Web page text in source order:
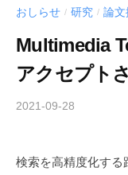
おしらせ / 研究 / 論文
Multimedia
アクセプト
2021-09-28
a
検索を高精度化する